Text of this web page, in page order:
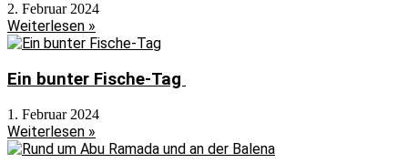
2. Februar 2024
Weiterlesen »
Ein bunter Fische-Tag
1. Februar 2024
Weiterlesen »